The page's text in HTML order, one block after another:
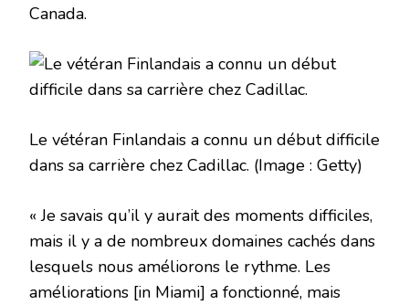
Canada.
Le vétéran Finlandais a connu un début difficile
dans sa carrière chez Cadillac. (Image : Getty)
« Je savais qu’il y aurait des moments difficiles,
mais il y a de nombreux domaines cachés dans
lesquels nous améliorons le rythme. Les
améliorations [in Miami] a fonctionné, mais